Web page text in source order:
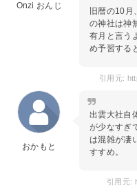
Onzi おんじ
旧暦の10
の神社は神
有月と言う
め予習する
引用元:
おかもと
出雲大社自
が少なすぎ
は混雑が凄
すすめ。
引用元: